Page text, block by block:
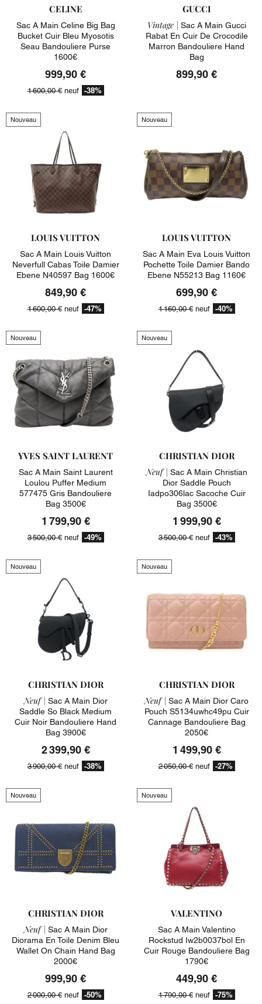
CELINE
Sac A Main Celine Big Bag
Bucket Cuir Bleu Myosotis
Seau Bandouliere Purse
1600€
999,90 €
1 600,00 €neuf -38%
GUCCI
Vintage | Sac A Main Gucci
Rabat En Cuir De Crocodile
Marron Bandouliere Hand
Bag
899,90 €
Nouveau
LOUIS VUITTON
Sac A Main Louis Vuitton
Neverfull Cabas Toile Damier
Ebene N40597 Bag 1600€
849,90 €
1 600,00 €neuf -47%
Nouveau
LOUIS VUITTON
Sac A Main Eva Louis Vuitton
Pochette Toile Damier Bando
Ebene N55213 Bag 1160€
699,90 €
1 160,00 €neuf -40%
Nouveau
YVES SAINT LAURENT
Sac A Main Saint Laurent
Loulou Puffer Medium
577475 Gris Bandouliere
Bag 3500€
1 799,90 €
3 500,00 €neuf -49%
Nouveau
CHRISTIAN DIOR
Neuf | Sac A Main Christian
Dior Saddle Pouch
Iadpo306lac Sacoche Cuir
Bag 3500€
1 999,90 €
3 500,00 €neuf -43%
Nouveau
CHRISTIAN DIOR
Neuf | Sac A Main Dior
Saddle So Black Medium
Cuir Noir Bandouliere Hand
Bag 3900€
2 399,90 €
3 900,00 €neuf -38%
Nouveau
CHRISTIAN DIOR
Neuf | Sac A Main Dior Caro
Pouch S5134uwhc49pu Cuir
Cannage Bandouliere Bag
2050€
1 499,90 €
2 050,00 €neuf -27%
Nouveau
CHRISTIAN DIOR
Neuf | Sac A Main Dior
Diorama En Toile Denim Bleu
Wallet On Chain Hand Bag
2000€
999,90 €
2 000,00 €neuf -50%
Nouveau
VALENTINO
Sac A Main Valentino
Rockstud Iw2b0037bol En
Cuir Rouge Bandouliere Bag
1790€
449,90 €
1 790,00 €neuf -75%